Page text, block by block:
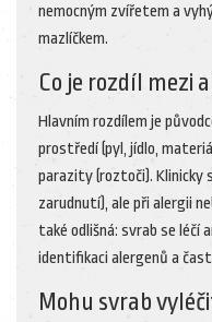
nemocným zvířetem a
mazlíčkem.
Co je rozdíl mezi
Hlavním rozdílem je
prostředí (pyl, jídlo,
parazity (roztoči). Klinicky
zarudnutí), ale při alergii
také odlišná: svrab se léčí
identifikaci alergenů a
Mohu svrab